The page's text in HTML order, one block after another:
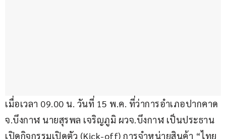
เมื่อเวลา 09.00 น. วันที่ 15 พ.ค. ที่ว่าการอำเภอปากคาด
จ.บึงกาฬ นายสุรพล เจริญภูมิ ผวจ.บึงกาฬ เป็นประธาน
เปิดกิจกรรมเปิดตัว (Kick-off) การจำหน่ายสินค้า “ไทย